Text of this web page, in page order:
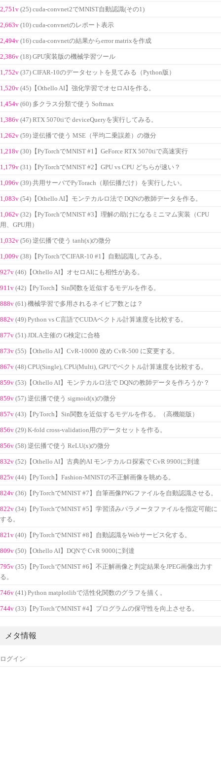
2,751v (25) cuda-convnet2でMNIST自動認識(その1)
2,663v (10) cuda-convnetのレポート表示
2,494v (16) cuda-convnetの結果からerror matrixを作成
2,386v (18) GPU実装版の機械学習ツール
1,752v (37) CIFAR-10のデータセットを見てみる（Python版）
1,520v (45)【Othello AI】強化学習でオセロAIを作る。
1,454v (60) 多クラス分類で使う Softmax
1,386v (47) RTX 5070tiで deviceQueryを実行してみる。
1,262v (59) 逆伝播で使う MSE（平均二乗誤差）の微分
1,218v (30)【PyTorchでMNIST #1】GeForce RTX 5070tiで高速実行
1,179v (31)【PyTorchでMNIST #2】GPU vs CPU どちらが速い？
1,096v (39) 共用サーバでPyTorach（順伝播だけ）を実行したい。
1,083v (54)【Othello AI】モンテカルロ法で DQNの教師データを作る。
1,062v (32)【PyTorchでMNIST #3】理解の助けになるミニマム実装（CPU
用、GPU用）
1,032v (56) 逆伝播で使う tanh(x)の微分
1,009v (38)【PyTorchでCIFAR-10 #1】自動認識してみる。
927v (46)【Othello AI】オセロAIにも相性がある。
911v (42)【PyTorch】Sin関数を近似するモデルを作る。
888v (61) 機械学習で多用されるネイピア数とは？
882v (49) Python vs C言語でCUDAベクトル計算速度を比較する。
877v (51) JDLA主催の G検定に合格
873v (55)【Othello AI】CvR-10000 改め CvR-500 に変更する。
867v (48) CPU(Single), CPU(Multi), GPUでベクトル計算速度を比較する。
859v (53)【Othello AI】モンテカルロ法で DQNの教師データを作ろうか？
859v (57) 逆伝播で使う sigmoid(x)の微分
857v (43)【PyTorch】Sin関数を近似するモデルを作る。（高機能版）
856v (29) K-fold cross-validation用のデータセットを作る。
856v (58) 逆伝播で使う ReLU(x)の微分
832v (52)【Othello AI】古典的AI モンテカルロ探索で CvR 9900に到達
825v (44)【PyTorch】Fashion-MNISTの不正解画像を眺める。
824v (36)【PyTorchでMNIST #7】自筆画像PNGファイルを自動認識させる。
822v (34)【PyTorchでMNIST #5】学習済みパラメータファイルを指定可能に
する。
821v (40)【PyTorchでMNIST #8】自動認識をWebサービス化する。
809v (50)【Othello AI】DQNで CvR 9000に到達
795v (35)【PyTorchでMNIST #6】不正解画像と判定結果をJPEG画像出力す
る。
746v (41) Python matplotlibで活性化関数のグラフを描く。
744v (33)【PyTorchでMNIST #4】プログラムの保守性を向上させる。
メタ情報
ログイン